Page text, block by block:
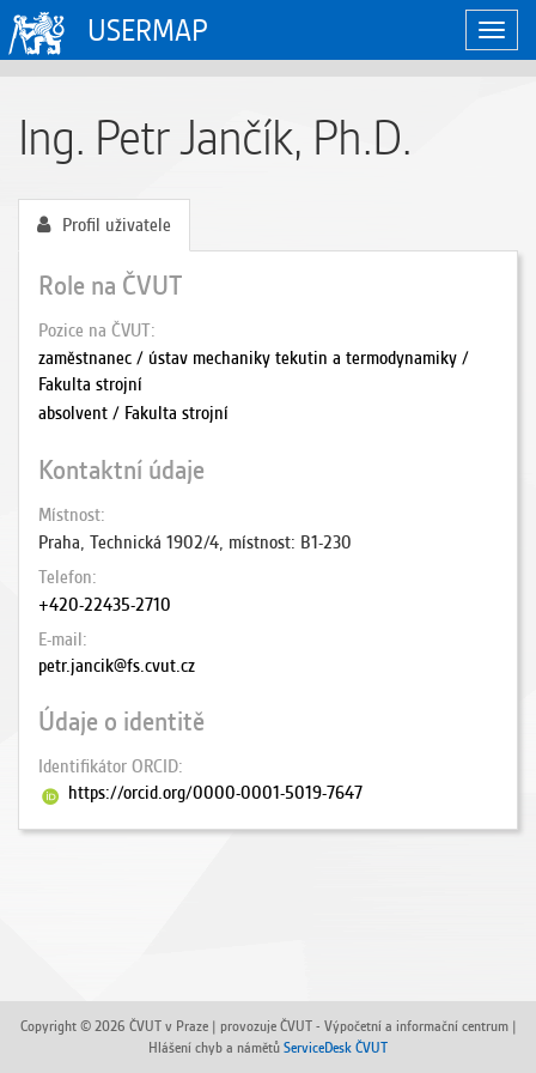
USERMAP
Ing. Petr Jančík, Ph.D.
Profil uživatele
Role na ČVUT
Pozice na ČVUT
zaměstnanec / ústav mechaniky tekutin a termodynamiky /
Fakulta strojní
absolvent / Fakulta strojní
Kontaktní údaje
Místnost
Praha, Technická 1902/4, místnost: B1-230
Telefon
+420-22435-2710
E-mail
petr.jancik@fs.cvut.cz
Údaje o identitě
Identifikátor ORCID
https://orcid.org/0000-0001-5019-7647
Copyright © 2026 ČVUT v Praze | provozuje ČVUT - Výpočetní a informační centrum |
Hlášení chyb a námětů ServiceDesk ČVUT